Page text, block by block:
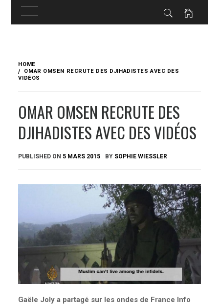
content
HOME
OMAR OMSEN RECRUTE DES DJIHADISTES AVEC DES
VIDÉOS
OMAR OMSEN RECRUTE DES
DJIHADISTES AVEC DES VIDÉOS
PUBLISHED ON 5 MARS 2015 BY SOPHIE WIESSLER
Gaële Joly a partagé sur les ondes de France Info